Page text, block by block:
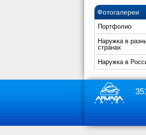
Фотогалереи
Портфолио
Наружка в
странах
Наружка в